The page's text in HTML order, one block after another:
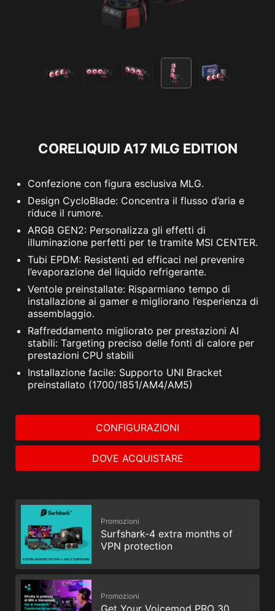
CORELIQUID A17 MLG EDITION
Confezione con figura esclusiva MLG.
Design CycloBlade: Concentra il flusso d’aria e
riduce il rumore.
ARGB GEN2: Personalizza gli effetti di
illuminazione perfetti per te tramite MSI CENTER.
Tubi EPDM: Resistenti ed efficaci nel prevenire
l’evaporazione del liquido refrigerante.
Ventole preinstallate: Risparmiano tempo di
installazione ai gamer e migliorano l’esperienza di
assemblaggio.
Raffreddamento migliorato per prestazioni AI
stabili: Targeting preciso delle fonti di calore per
prestazioni CPU stabili
Installazione facile: Supporto UNI Bracket
preinstallato (1700/1851/AM4/AM5)
CONFIGURAZIONI
DOVE ACQUISTARE
Promozioni
Surfshark-4 extra months of
VPN protection
Promozioni